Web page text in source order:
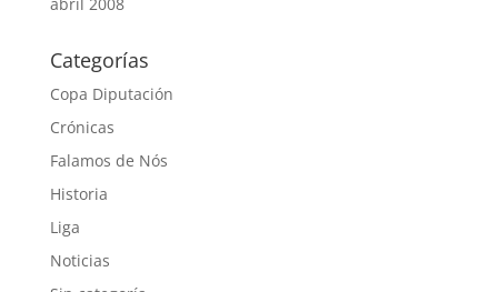
Categorías
Copa Diputación
Crónicas
Falamos de Nós
Historia
Liga
Noticias